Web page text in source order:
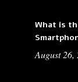
What is
August 26,